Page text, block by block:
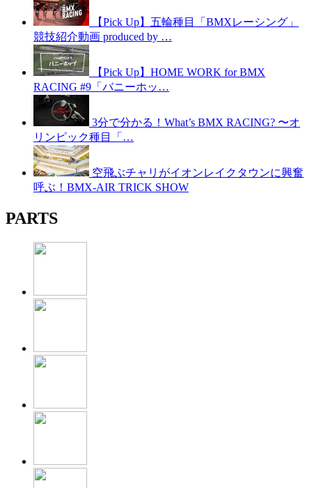
【Pick Up】五輪種目「BMXレーシング」
競技紹介動画 produced by …
【Pick Up】HOME WORK for BMX
RACING #9「バニーホッ…
3分で分かる！What’s BMX RACING? 〜オ
リンピック種目「…
空飛ぶチャリがイオンレイクタウンに興奮
呼ぶ！BMX-AIR TRICK SHOW
PARTS